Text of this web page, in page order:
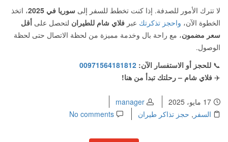
لا تترك الأمور للصدفة. إذا كنت تخطط للسفر إلى سوريا في 2025
، اتخذ
الخطوة الآن، واحجز تذكرتك عبر فلاي شام للطيران لتحصل على أقل
سعر مضمون، مع راحة بال وخدمة مميزة من لحظة الاتصال حتى لحظة
الوصول.
📞 للحجز أو الاستفسار الآن: 00971564181812
✈️ فلاي شام – رحلتك تبدأ من هنا!
manager
السفر , حجز تذاكر طيران No comments